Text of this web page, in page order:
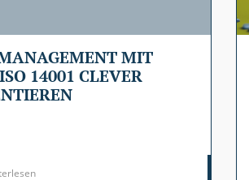
MIT
14001 CLEVER